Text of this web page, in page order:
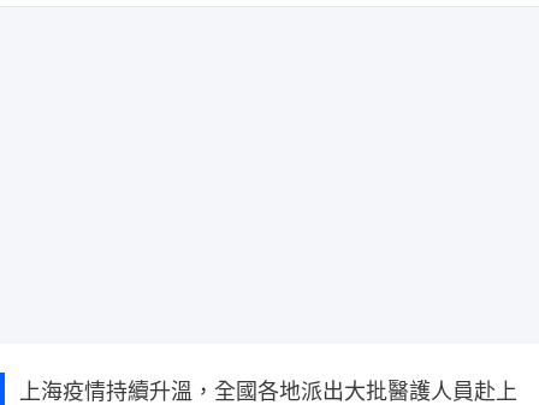
上海疫情持續升溫，全國各地派出大批醫護人員赴上